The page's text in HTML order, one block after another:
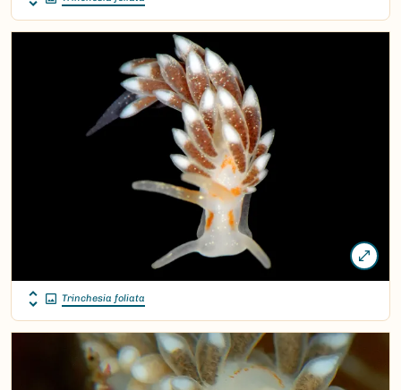
Trinchesia foliata